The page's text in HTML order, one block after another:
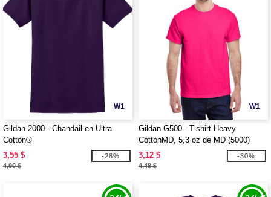
W1
Gildan 2000 - Chandail en Ultra
Cotton®
3,55 $
4,90 $
-28%
W1
Gildan G500 - T-shirt Heavy
CottonMD, 5,3 oz de MD (5000)
3,12 $
4,48 $
-30%